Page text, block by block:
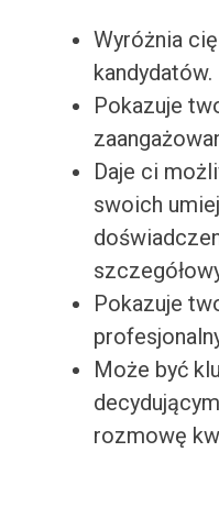
Wyróżnia
kandydatów.
Pokazuje
Daje ci
swoich
Pokazuje
Może być
rozmowę